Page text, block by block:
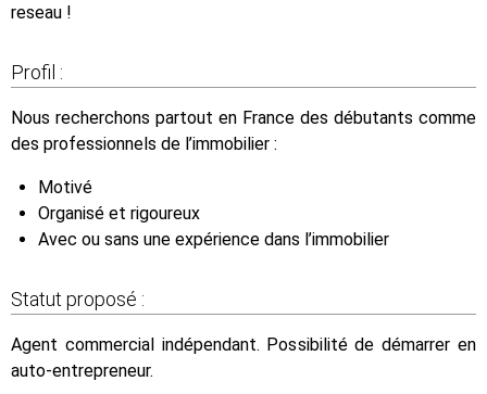
reseau !
Profil :
Nous recherchons partout en France des débutants comme
des professionnels de l’immobilier :
Motivé
Organisé et rigoureux
Avec ou sans une expérience dans l’immobilier
Statut proposé :
Agent commercial indépendant. Possibilité de démarrer en
auto-entrepreneur.